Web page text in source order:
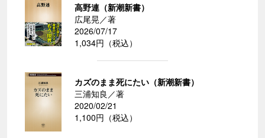
高野連（新潮新書）
広尾晃／著
2026/07/17
1,034円（税込）
カズのまま死にたい（新潮新書）
三浦知良／著
2020/02/21
1,100円（税込）